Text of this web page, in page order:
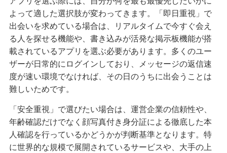
よって適した選択肢が変わってきます。「即日重視」で
出会いを求めている場合は、リアルタイムで今すぐ会え
る人を探せる機能や、書き込みが活発な掲示板機能が搭
載されているアプリを選ぶ必要があります。多くのユー
ザーが日常的にログインしており、メッセージの返信速
度が速い環境でなければ、その日のうちに出会うことは
難しいためです。
「安全重視」で選びたい場合は、運営企業の信頼性や、
年齢確認だけでなく顔写真付き身分証による徹底した本
人確認を行っているかどうかが判断基準となります。特
に世界的な規模で展開されているサービスや、大手の上